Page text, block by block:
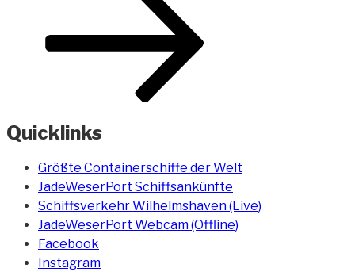
Quicklinks
Größte Containerschiffe der Welt
JadeWeserPort Schiffsankünfte
Schiffsverkehr Wilhelmshaven (Live)
JadeWeserPort Webcam (Offline)
Facebook
Instagram